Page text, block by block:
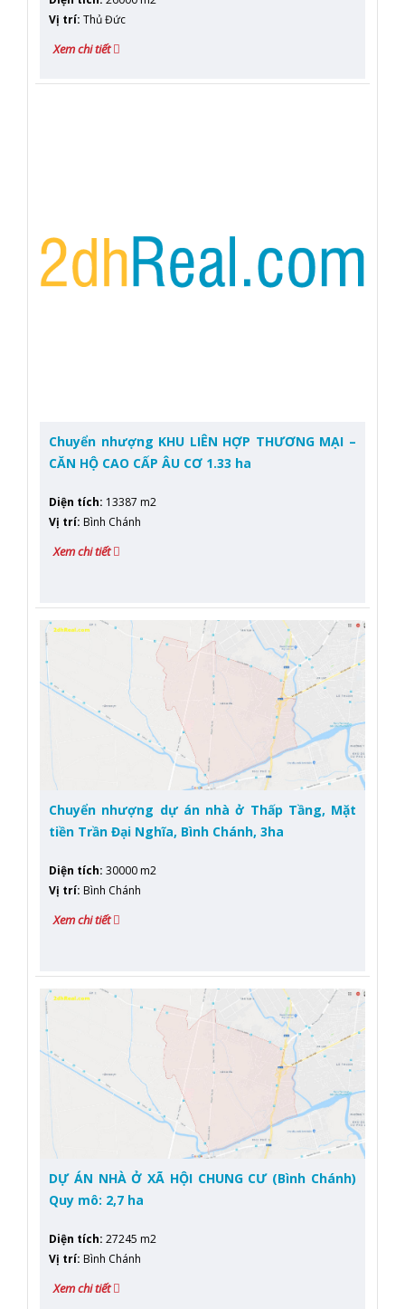
Vị trí: Thủ Đức
Xem chi tiết
Chuyển nhượng KHU LIÊN HỢP THƯƠNG MẠI –
CĂN HỘ CAO CẤP ÂU CƠ 1.33 ha
Diện tích: 13387 m2
Vị trí: Bình Chánh
Xem chi tiết
Chuyển nhượng dự án nhà ở Thấp Tầng, Mặt
tiền Trần Đại Nghĩa, Bình Chánh, 3ha
Diện tích: 30000 m2
Vị trí: Bình Chánh
Xem chi tiết
DỰ ÁN NHÀ Ở XÃ HỘI CHUNG CƯ (Bình Chánh)
Quy mô: 2,7 ha
Diện tích: 27245 m2
Vị trí: Bình Chánh
Xem chi tiết